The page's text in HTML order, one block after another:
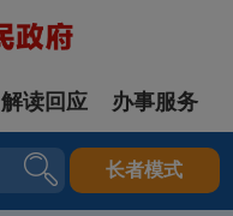
解读回应 办事服务
长者模式